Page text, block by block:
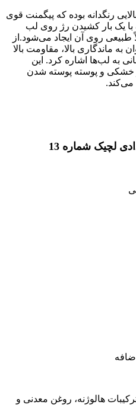
رنگدانه‌ بوده که پیگمنت قوی
یک بار کشیدن رژ روی لب
روی آن ایجاد می‌شود.از
ماندگاری بالا، مقاومت بالا
به لب‌ها اشاره کرد. این
خشکی و پوسته پوسته شدن
می‌کند.
لچیک شماره 13
ترکیبات هالوژنه، روغن‌ معدنی و